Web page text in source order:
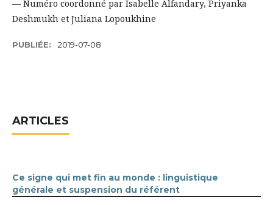
— Numéro coordonné par Isabelle Alfandary, Priyanka
Deshmukh et Juliana Lopoukhine
PUBLIÉE: 2019-07-08
ARTICLES
Ce signe qui met fin au monde : linguistique
générale et suspension du référent